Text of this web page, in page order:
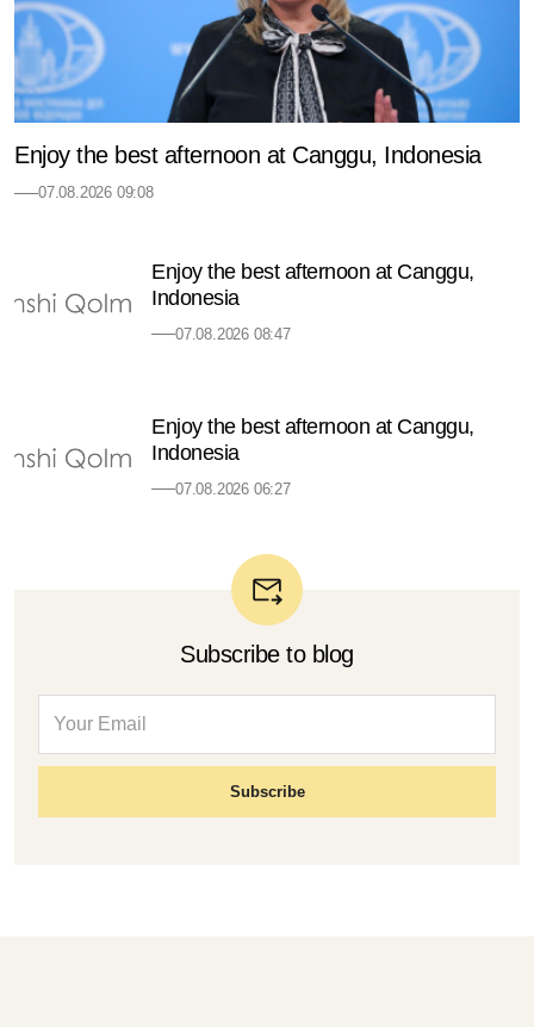
Enjoy the best afternoon at Canggu, Indonesia
07.08.2026 09:08
Enjoy the best afternoon at Canggu,
Indonesia
07.08.2026 08:47
Enjoy the best afternoon at Canggu,
Indonesia
07.08.2026 06:27
Subscribe to blog